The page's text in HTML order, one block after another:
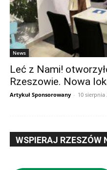
News
Leć z Nami!
Rzeszowie. Nowa
Artykuł Sponsorowany - 10 sierpnia
WSPIERAJ RZESZÓW